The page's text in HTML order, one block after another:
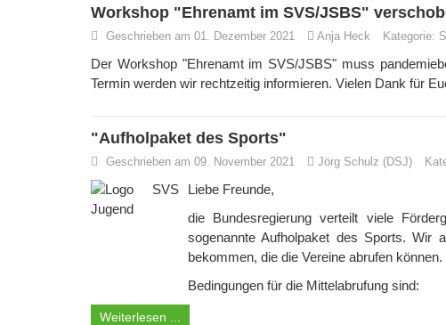
Workshop "Ehrenamt im SVS/JSBS"
Geschrieben am 01. Dezember 2021 Anja Heck Kategorie:
Der Workshop "Ehrenamt im SVS/JSBS" muss
Termin werden wir rechtzeitig informieren. Vielen Dank für
"Aufholpaket des Sports"
Geschrieben am 09. November 2021 Jörg Schulz (DSJ)
Liebe Freunde,
die Bundesregierung verteilt viele
sogenannte Aufholpaket des Sports. Wir
bekommen, die die Vereine abrufen
Bedingungen für die Mittelabrufung sind:
Weiterlesen ...